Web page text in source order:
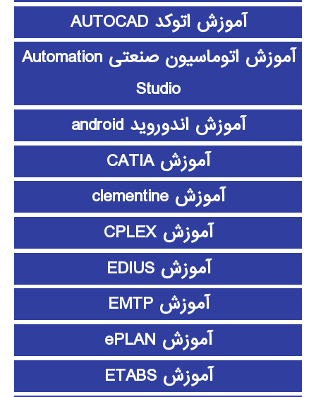
آموزش اتوکد AUTOCAD
آموزش اتوماسیون صنعتی Automation
Studio
آموزش اندوروید android
آموزش CATIA
آموزش clementine
آموزش CPLEX
آموزش EDIUS
آموزش EMTP
آموزش ePLAN
آموزش ETABS